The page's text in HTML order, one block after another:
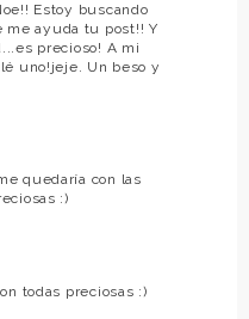
Estoy buscando
me ayuda tu post!! Y
precioso! A mi
uno!jeje. Un beso y
quedaría con las
:)
todas preciosas :)